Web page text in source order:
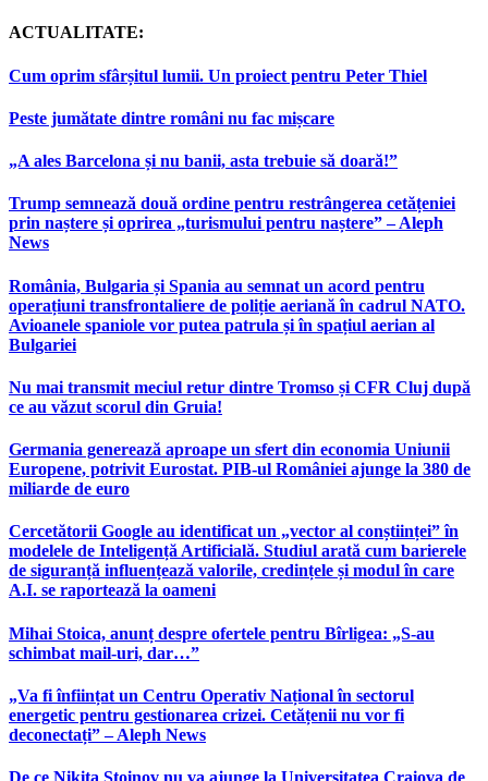
ACTUALITATE:
Cum oprim sfârșitul lumii. Un proiect pentru Peter Thiel
Peste jumătate dintre români nu fac mișcare
„A ales Barcelona și nu banii, asta trebuie să doară!”
Trump semnează două ordine pentru restrângerea cetățeniei
prin naștere și oprirea „turismului pentru naștere” – Aleph
News
România, Bulgaria și Spania au semnat un acord pentru
operațiuni transfrontaliere de poliție aeriană în cadrul NATO.
Avioanele spaniole vor putea patrula și în spațiul aerian al
Bulgariei
Nu mai transmit meciul retur dintre Tromso și CFR Cluj după
ce au văzut scorul din Gruia!
Germania generează aproape un sfert din economia Uniunii
Europene, potrivit Eurostat. PIB-ul României ajunge la 380 de
miliarde de euro
Cercetătorii Google au identificat un „vector al conștiinței” în
modelele de Inteligență Artificială. Studiul arată cum barierele
de siguranță influențează valorile, credințele și modul în care
A.I. se raportează la oameni
Mihai Stoica, anunț despre ofertele pentru Bîrligea: „S-au
schimbat mail-uri, dar…”
„Va fi înființat un Centru Operativ Național în sectorul
energetic pentru gestionarea crizei. Cetățenii nu vor fi
deconectați” – Aleph News